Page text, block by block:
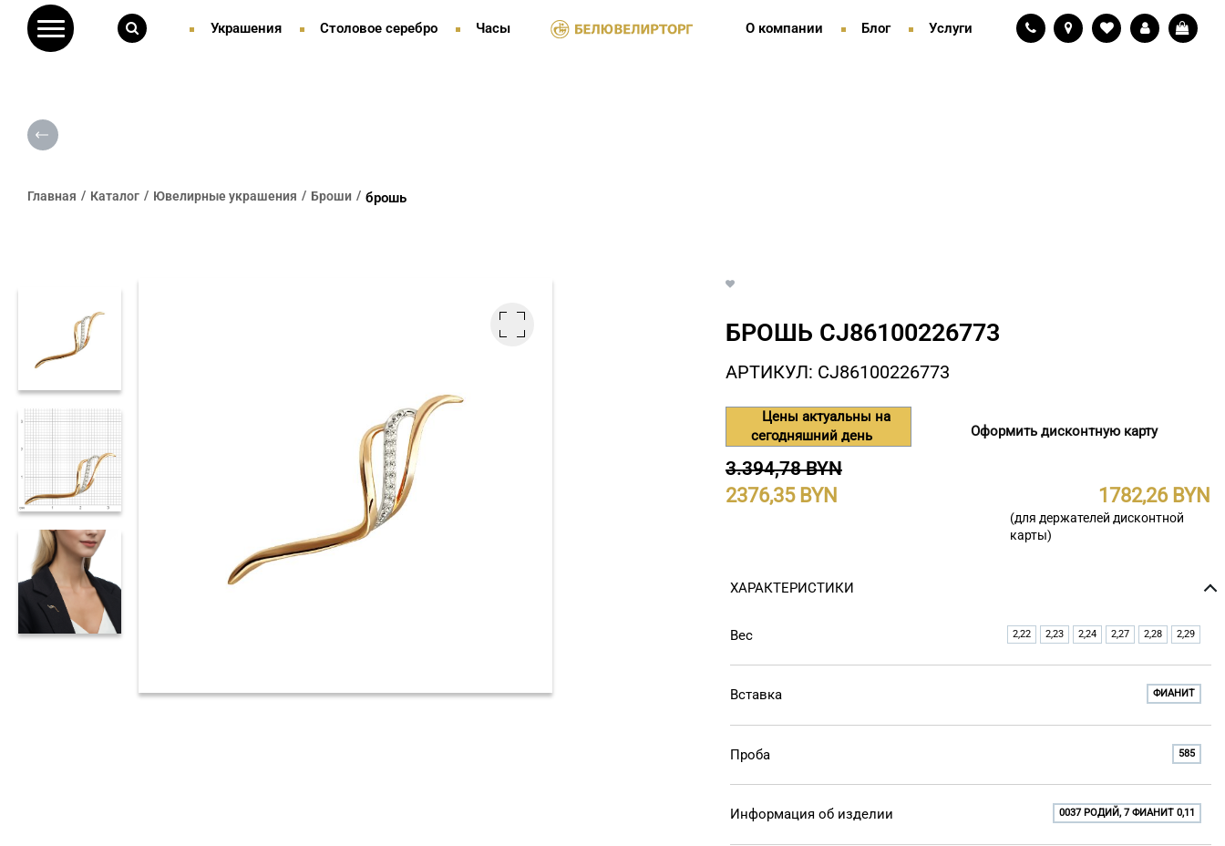
Украшения Столовое серебро Часы О компании Блог Услуги
Главная Каталог Ювелирные украшения Броши брошь
БРОШЬ СJ86100226773
АРТИКУЛ: СJ86100226773
Цены актуальны на
сегодняшний день
Оформить дисконтную карту
3.394,78 BYN
2376,35 1782,26
(для держателей дисконтной
карты)
ХАРАКТЕРИСТИКИ
Вес 2,22 2,23 2,24 2,27 2,28 2,29
Вставка ФИАНИТ
Проба 585
Информация об изделии 0037 РОДИЙ, 7 ФИАНИТ 0,11